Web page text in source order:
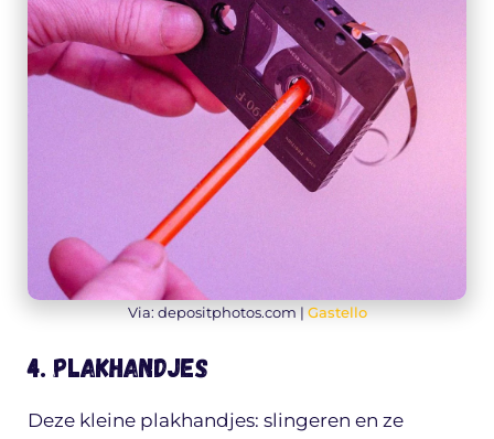
Via: depositphotos.com | Gastello
4. Plakhandjes
Deze kleine plakhandjes: slingeren en ze